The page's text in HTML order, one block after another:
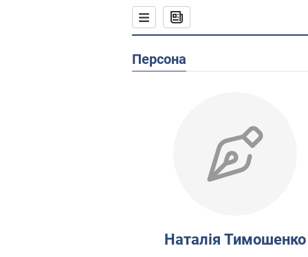
Персона
Наталія Тимошенко